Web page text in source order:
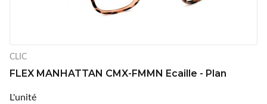
CLIC
FLEX MANHATTAN CMX-FMMN Ecaille - Plan
L'unité